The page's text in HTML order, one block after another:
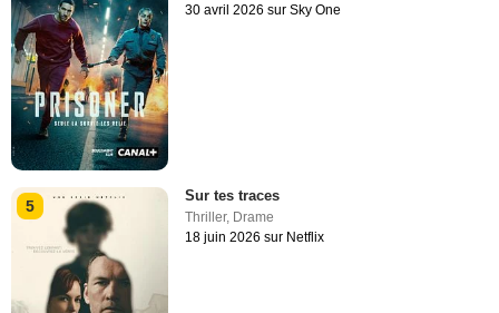
30 avril 2026 sur Sky One
5
Sur tes traces
Thriller, Drame
18 juin 2026 sur Netflix